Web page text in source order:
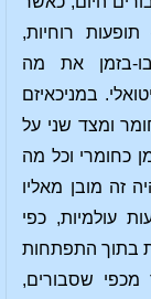
רוחיות,
בזמן את מה
במניכאיזם
ומצד שני על
כחומרי וכל מה
זה מובן מאליו
עולמיות, כפי
בתוך התפתחות
מכפי שסבורים,